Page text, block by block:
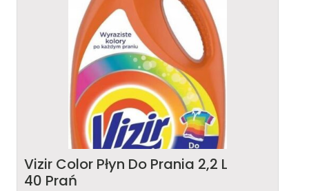
Vizir Color Płyn Do Prania 2,2 L
40 Prań